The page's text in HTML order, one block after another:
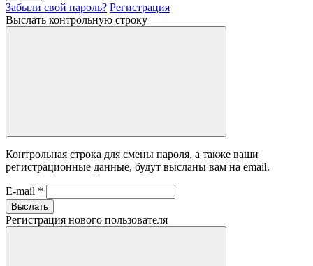
Забыли свой пароль? Регистрация
Выслать контрольную строку
Контрольная строка для смены пароля, а также ваши
регистрационные данные, будут высланы вам на email.
E-mail *
Выслать
Регистрация нового пользователя